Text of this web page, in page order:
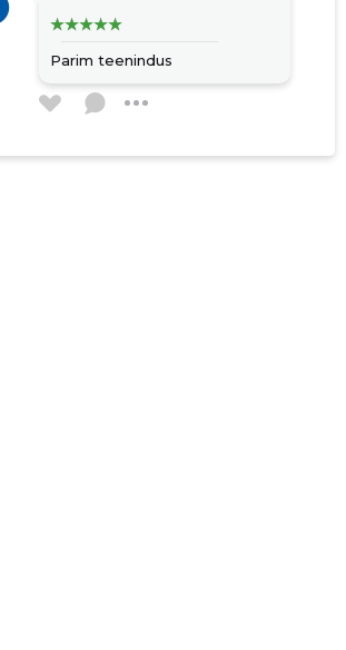
Parim teenindus